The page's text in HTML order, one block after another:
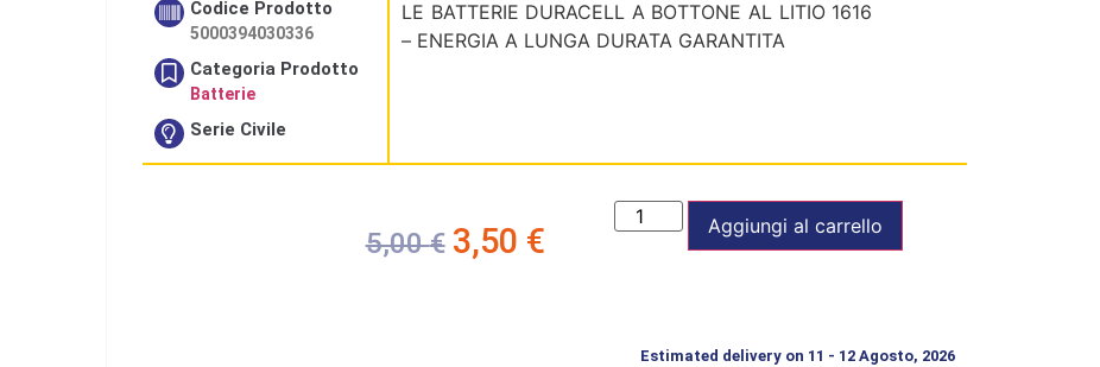
Codice Prodotto
5000394030336
Categoria Prodotto
Batterie
Serie Civile
LE BATTERIE DURACELL A BOTTONE AL LITIO 1616
– ENERGIA A LUNGA DURATA GARANTITA
5,00€ 3,50 € Aggiungi al carrello
Estimated delivery on 11 - 12 Agosto, 2026